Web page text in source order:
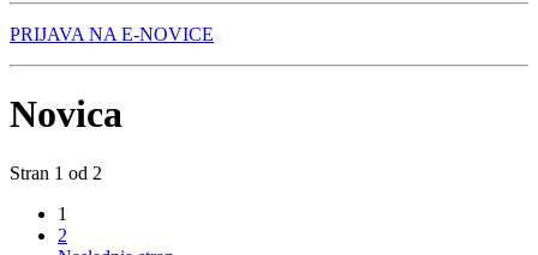
PRIJAVA NA E-NOVICE
Novica
Stran 1 od 2
1
2